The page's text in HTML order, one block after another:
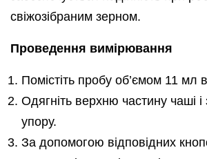
свіжозібраним зерном.
Проведення вимірювання
Помістіть пробу об’ємом 11 мл
Одягніть верхню частину чаші і
упору.
За допомогою відповідних